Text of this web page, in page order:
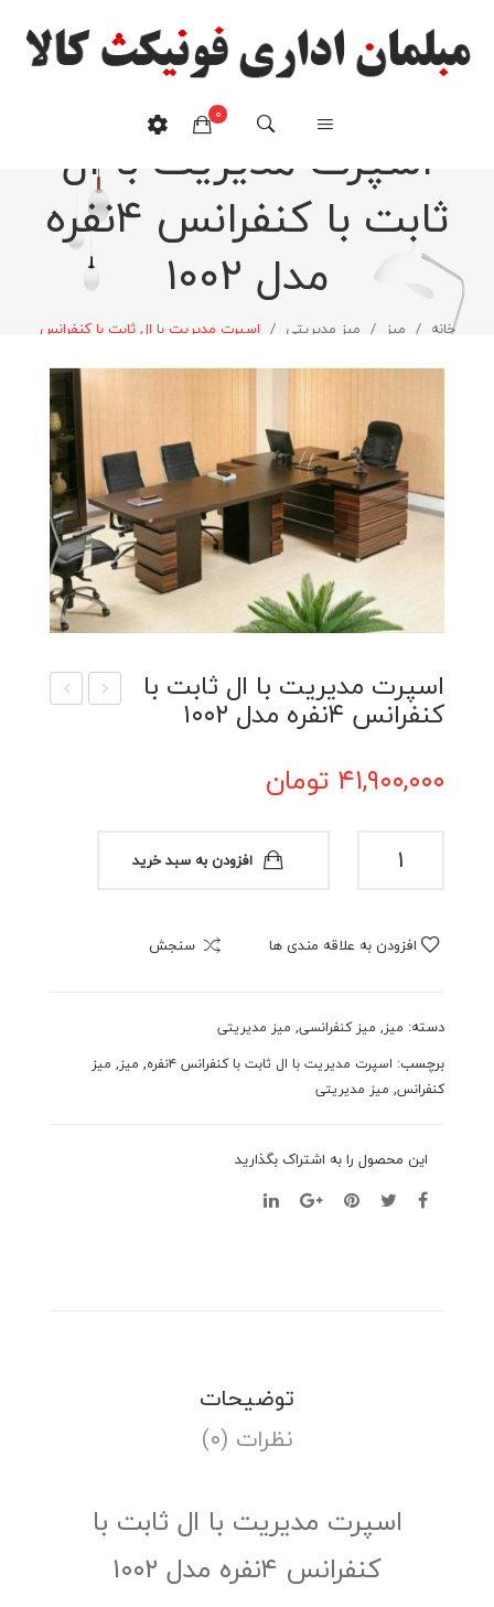
0
هیچ محصولی در سبدخرید نیست.
اسپرت مدیریت با ال
ثابت با کنفرانس ۴نفره
مدل ۱۰۰۲
خانه / میز / میز مدیریتی / اسپرت مدیریت با ال ثابت با کنفرانس
اسپرت مدیریت با ال ثابت با
کنفرانس ۴نفره مدل ۱۰۰۲
۴۱,۹۰۰,۰۰۰ تومان
مدیریت
ثابت
۴نفره
۱۰۰۲
عدد
افزودن به سبد خرید
افزودن به علاقه مندی ها سنجش
دسته: میز, میز کنفرانسی, میز مدیریتی
برچسب: اسپرت مدیریت با ال ثابت با کنفرانس ۴نفره , میز, میز
کنفرانس, میز مدیریتی
این محصول را به اشتراک بگذارید
توضیحات
نظرات (۰)
اسپرت مدیریت با ال ثابت با
کنفرانس ۴نفره مدل ۱۰۰۲